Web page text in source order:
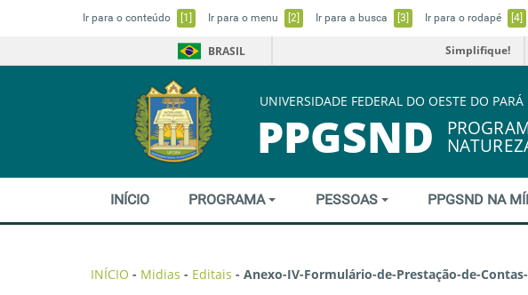
Ir para o conteúdo [1] Ir para o menu [2] Ir para a busca [3] Ir para o rodapé [4]
BRASIL Simplifique!
UNIVERSIDADE FEDERAL DO OESTE DO PARÁ
PPGSND
INÍCIO PROGRAMA PESSOAS PPGSND NA
INÍCIO - Midias - Editais - Anexo-IV-Formulário-de-Prestação-de-Contas-